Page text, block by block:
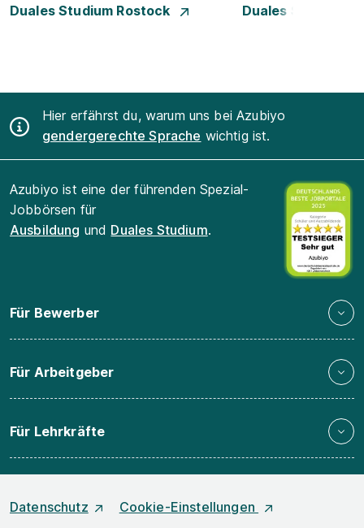
Duales Studium Rostock
Duales Studium
Hier erfährst du, warum uns bei Azubiyo
gendergerechte Sprache wichtig ist.
Azubiyo ist eine der führenden Spezial-
Jobbörsen für
Ausbildung und Duales Studium.
Für Bewerber
Für Arbeitgeber
Für Lehrkräfte
Datenschutz
Cookie-Einstellungen